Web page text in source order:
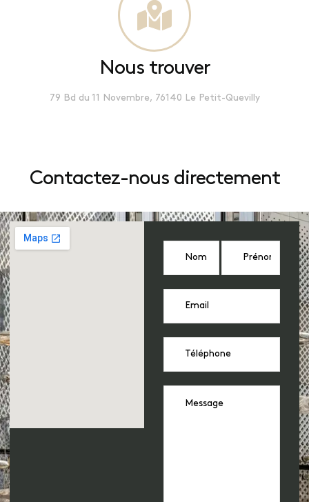
Nous trouver
79 Bd du 11 Novembre, 76140 Le Petit-Quevilly
Contactez-nous directement